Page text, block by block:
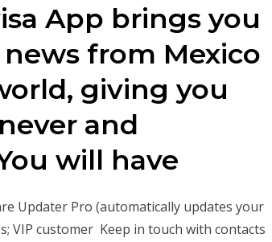
App brings you
from Mexico
giving you
and
will have
Updater Pro (automatically updates your
VIP customer Keep in touch with contacts